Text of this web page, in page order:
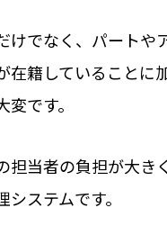
けでなく、パートや
在籍していることに
です。
担当者の負担が大き
ステムです。